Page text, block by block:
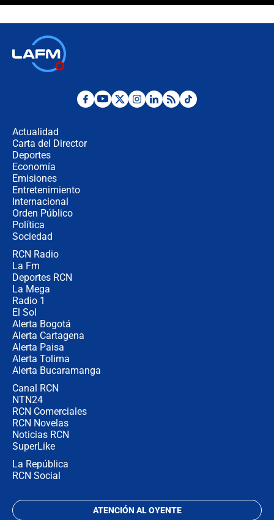
"No hubo fraude ni posibilidad de
Actualidad
Carta del Director
Deportes
Economía
Emisiones
Entretenimiento
Internacional
Orden Público
Política
Sociedad
RCN Radio
La Fm
Deportes RCN
La Mega
Radio 1
El Sol
Alerta Bogotá
Alerta Cartagena
Alerta Paisa
Alerta Tolima
Alerta Bucaramanga
Canal RCN
NTN24
RCN Comerciales
RCN Novelas
Noticias RCN
SuperLike
La República
RCN Social
ATENCIÓN AL OYENTE